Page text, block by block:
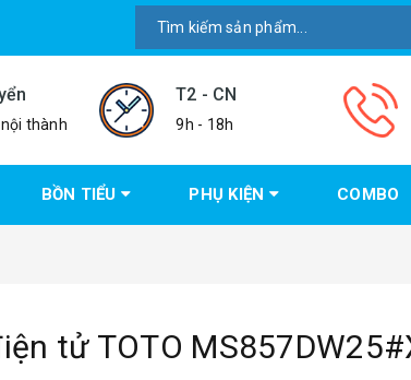
thành
T2 - CN
9h - 18h
BỒN TIỂU PHỤ KIỆN COMBO
tử TOTO